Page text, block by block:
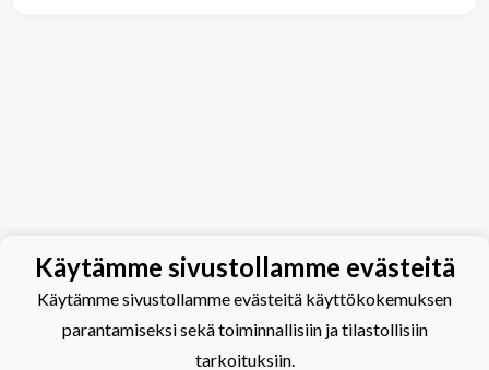
Käytämme sivustollamme evästeitä
Käytämme sivustollamme evästeitä käyttökokemuksen
parantamiseksi sekä toiminnallisiin ja tilastollisiin
tarkoituksiin.